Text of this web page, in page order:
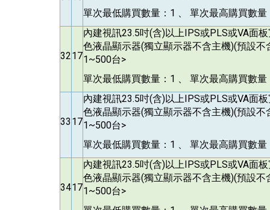
單次最低購買數量：1 、 單次最高購買數量
3217
內建視訊23.5吋(含)以上IPS或PLS或VA面
色液晶顯示器(獨立顯示器不含主機)(預設不
1~500台>
單次最低購買數量：1 、 單次最高購買數量
33 17
內建視訊23.5吋(含)以上IPS或PLS或VA面
色液晶顯示器(獨立顯示器不含主機)(預設不
1~500台>
單次最低購買數量：1 、 單次最高購買數量
3417
內建視訊23.5吋(含)以上IPS或PLS或VA面
色液晶顯示器(獨立顯示器不含主機)(預設不
1~500台>